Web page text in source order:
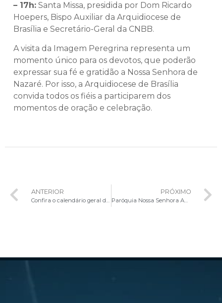
– 17h: Santa Missa, presidida por Dom Ricardo
Hoepers, Bispo Auxiliar da Arquidiocese de
Brasília e Secretário-Geral da CNBB.
A visita da Imagem Peregrina representa um
momento único para os devotos, que poderão
expressar sua fé e gratidão a Nossa Senhora de
Nazaré. Por isso, a Arquidiocese de Brasília
convida todos os fiéis a participarem dos
momentos de oração e celebração.
ANTERIOR
Confira o calendário geral do Jubileu 2025
PRÓXIMO
Paróquia Nossa Senhora Auxiliadora recebe a Visita Pastoral Missionária do Cardeal Dom Paulo Cezar